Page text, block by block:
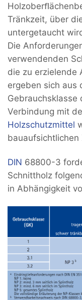
Tränkzeit, über
untergetaucht
Die
verwendenden
die zu erzielende
ergeben sich aus
Gebrauchsklasse
Verbindung mit
Holzschutzmittel
bauaufsichtlichen
DIN 68800-3
Schnittholz
in Abhängigkeit